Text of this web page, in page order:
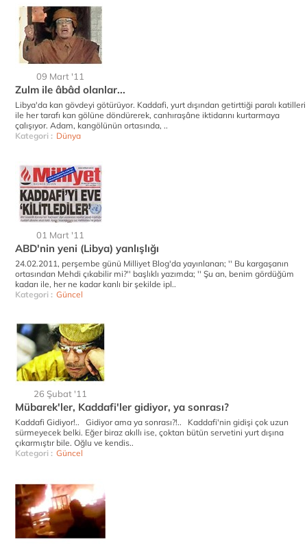
09 Mart '11
Zulm ile âbâd olanlar...
Libya'da kan gövdeyi götürüyor. Kaddafi, yurt dışından getirttiği paralı katilleri
ile her tarafı kan gölüne döndürerek, canhıraşâne iktidarını kurtarmaya
çalışıyor. Adam, kangölünün ortasında, ..
Kategori : Dünya
01 Mart '11
ABD'nin yeni (Libya) yanlışlığı
24.02.2011, perşembe günü Milliyet Blog'da yayınlanan; '' Bu kargaşanın
ortasından Mehdi çıkabilir mi?'' başlıklı yazımda; '' Şu an, benim gördüğüm
kadarı ile, her ne kadar kanlı bir şekilde ipl..
Kategori : Güncel
26 Şubat '11
Mübarek'ler, Kaddafi'ler gidiyor, ya sonrası?
Kaddafi Gidiyor!.. Gidiyor ama ya sonrası?!.. Kaddafi'nin gidişi çok uzun
sürmeyecek belki. Eğer biraz akıllı ise, çoktan bütün servetini yurt dışına
çıkarmıştır bile. Oğlu ve kendis..
Kategori : Güncel